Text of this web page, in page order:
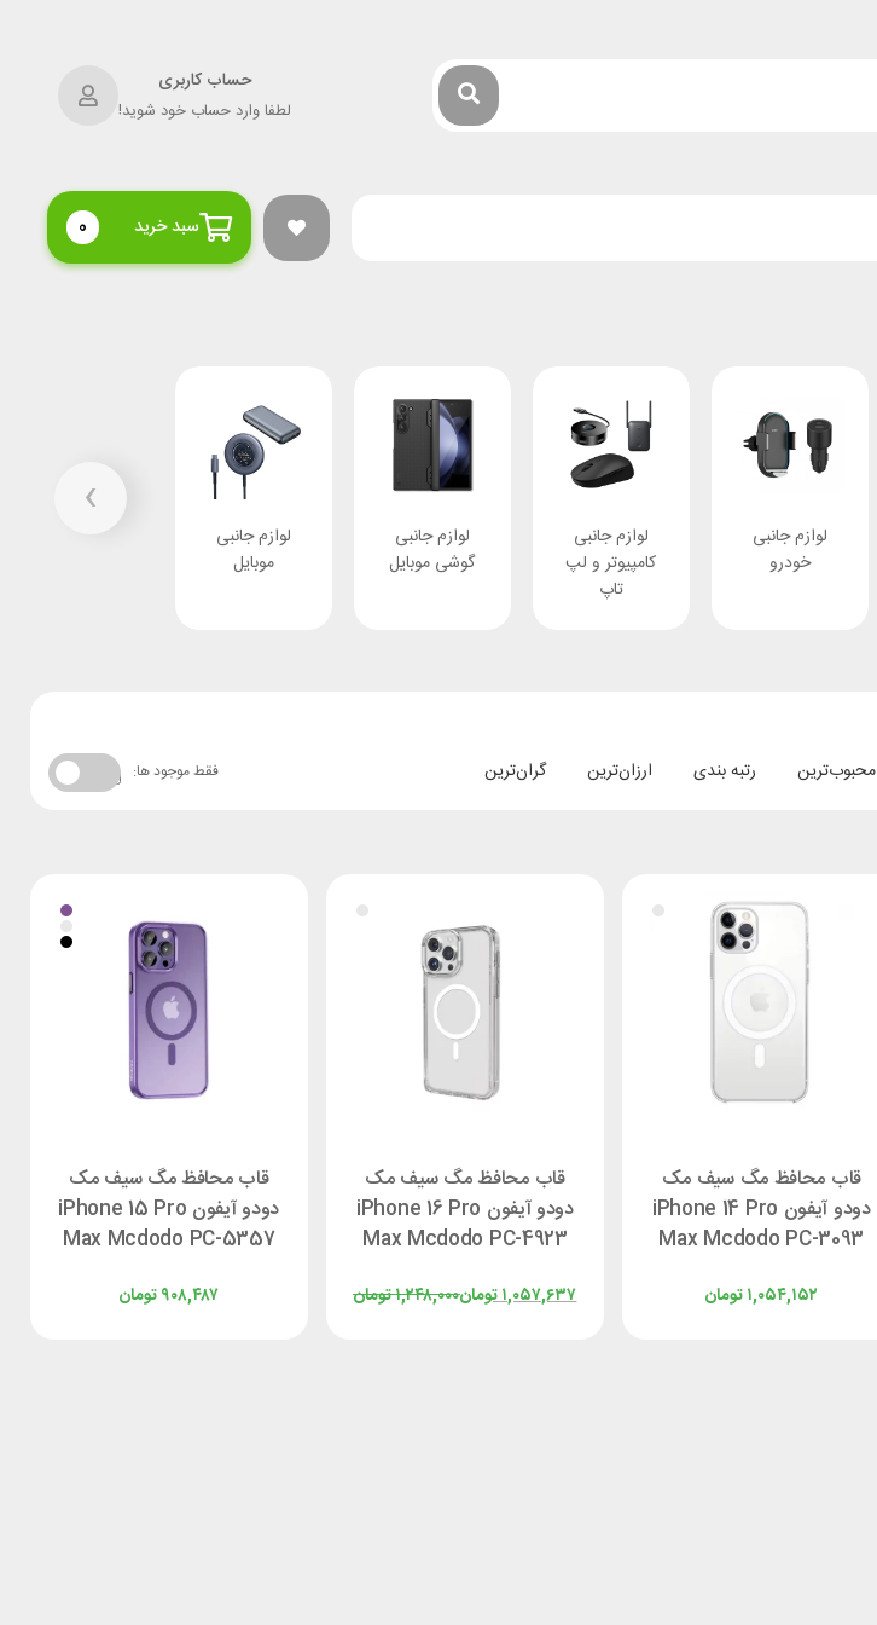
حساب کاربری
لطفا وارد حساب خود شوید!
سبد خرید 0
لوازم جانبی
خودرو
لوازم جانبی
کامپیوتر و لپ
تاپ
لوازم جانبی
گوشی موبایل
لوازم جانبی
موبایل
›
محبوب‌ترین رتبه بندی ارزان‌ترین گران‌ترین فقط موجود ها:
قاب محافظ مگ سیف مک
دودو آیفون iPhone 14 Pro
Max Mcdodo PC-3093
تومان۱,۰۵۴,۱۵۲
قاب محافظ مگ سیف مک
دودو آیفون iPhone 16 Pro
Max Mcdodo PC-4923
تومان۱,۲۴۸,۰۰۰تومان۱,۰۵۷,۶۳۷
قاب محافظ مگ سیف مک
دودو آیفون iPhone 15 Pro
Max Mcdodo PC-5357
تومان۹۰۸,۴۸۷